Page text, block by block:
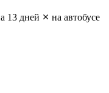
13 дней
на автобусе